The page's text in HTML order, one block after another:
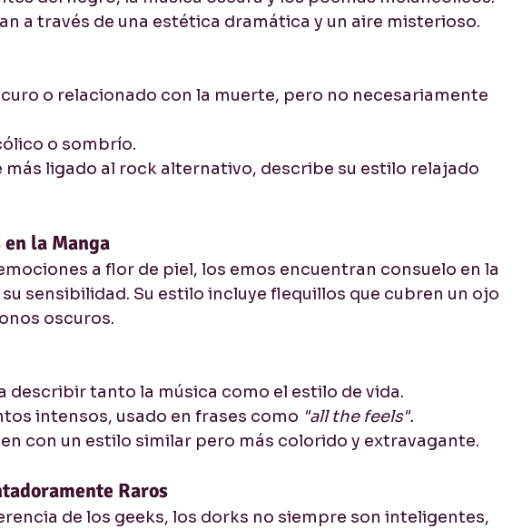
a través de una estética dramática y un aire misterioso.
o relacionado con la muerte, pero no necesariamente
o sombrío.
más ligado al rock alternativo, describe su estilo relajado
en la Manga
a flor de piel, los emos encuentran consuelo en la
sensibilidad. Su estilo incluye flequillos que cubren un ojo
oscuros.
describir tanto la música como el estilo de vida.
intensos, usado en frases como "all the feels".
con un estilo similar pero más colorido y extravagante.
Raros
de los geeks, los dorks no siempre son inteligentes,